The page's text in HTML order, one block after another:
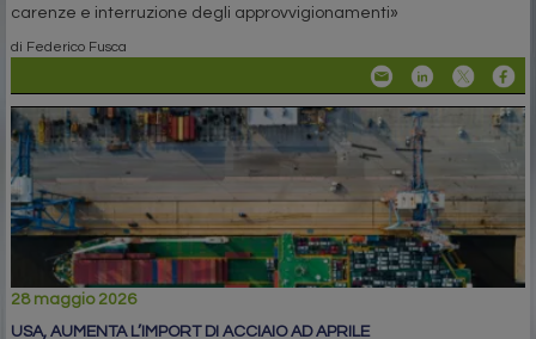
carenze e interruzione degli approvvigionamenti»
di Federico Fusca
28 maggio 2026
USA, AUMENTA L’IMPORT DI ACCIAIO AD APRILE